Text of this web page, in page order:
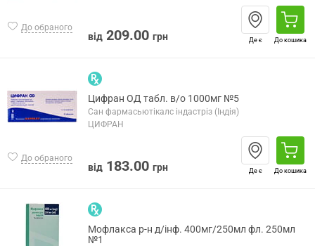
До обраного
від 209.00 грн Де є До кошика
До обраного
Цифран ОД табл. в/о 1000мг №5
Сан фармасьютікалс індастріз (Індія)
ЦИФРАН
від 183.00 грн Де є До кошика
Мофлакса р-н д/інф. 400мг/250мл фл. 250мл
№1